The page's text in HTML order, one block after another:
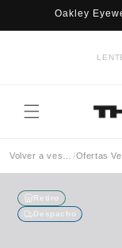
directamente
al contenido
Oakley
/
Retiro
Despacho